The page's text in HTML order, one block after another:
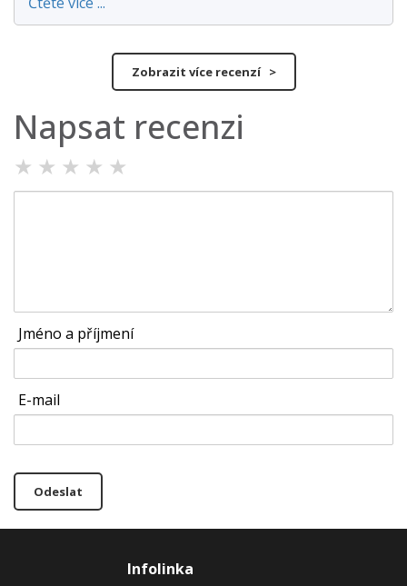
Zobrazit více recenzí >
Napsat recenzi
★ ★ ★ ★ ★
Jméno a příjmení
E-mail
Odeslat
Infolinka